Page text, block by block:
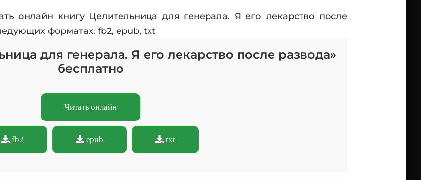
онлайн книгу Целительница для генерала. Я его лекарство после
форматах: fb2, epub, txt
для генерала. Я его лекарство после развода»
бесплатно
Читать онлайн
fb2 epub txt